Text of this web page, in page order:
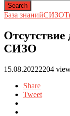
Search
База знанийСИЗО
СИЗО
15.08.20222204
Share
Tweet